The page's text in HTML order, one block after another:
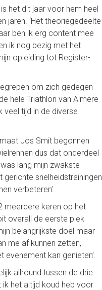
het dit jaar voor hem heel
jaren. ‘Het theoriegedeelte
ben ik erg content mee
ik nog bezig met het
opleiding tot Register-
om zich gedegen
hele Triathlon van Almere
veel tijd in de diverse
Jos Smit begonnen
dus dat onderdeel
lang mijn zwakste
snelheidstrainingen
verbeteren’.
meerdere keren op het
overall de eerste plek
belangrijkste doel maar
me af kunnen zetten,
kan genieten’.
allround tussen de drie
ik het altijd koud heb voor